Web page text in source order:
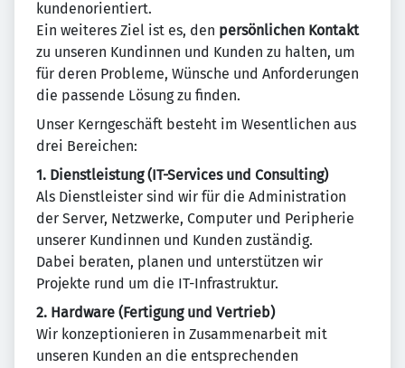
kundenorientiert.
Ein weiteres Ziel ist es, den persönlichen Kontakt
zu unseren Kundinnen und Kunden zu halten, um
für deren Probleme, Wünsche und Anforderungen
die passende Lösung zu finden.
Unser Kerngeschäft besteht im Wesentlichen aus
drei Bereichen:
1. Dienstleistung (IT-Services und Consulting)
Als Dienstleister sind wir für die Administration
der Server, Netzwerke, Computer und Peripherie
unserer Kundinnen und Kunden zuständig.
Dabei beraten, planen und unterstützen wir
Projekte rund um die IT-Infrastruktur.
2. Hardware (Fertigung und Vertrieb)
Wir konzeptionieren in Zusammenarbeit mit
unseren Kunden an die entsprechenden